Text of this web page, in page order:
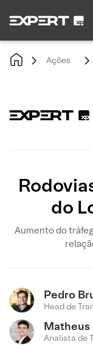
Ações
do
Aumento do
Pedro
Head de
Matheus
Analista de